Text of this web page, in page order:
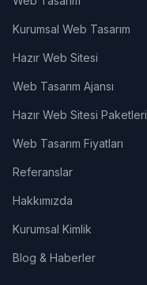
Kurumsal Web Tasarım
Hazır Web Sitesi
Web Tasarım Ajansı
Hazır Web Sitesi Paketleri
Web Tasarım Fiyatları
Referanslar
Hakkımızda
Kurumsal Kimlik
Blog & Haberler